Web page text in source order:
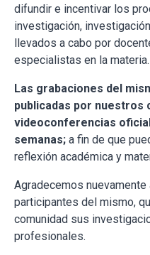
difundir e incentivar los
investigación,
llevados a cabo por
especialistas en la materia.
Las grabaciones del
publicadas por nuestros
videoconferencias
semanas; a fin de que
reflexión académica y
Agradecemos
participantes del mismo,
comunidad sus
profesionales.